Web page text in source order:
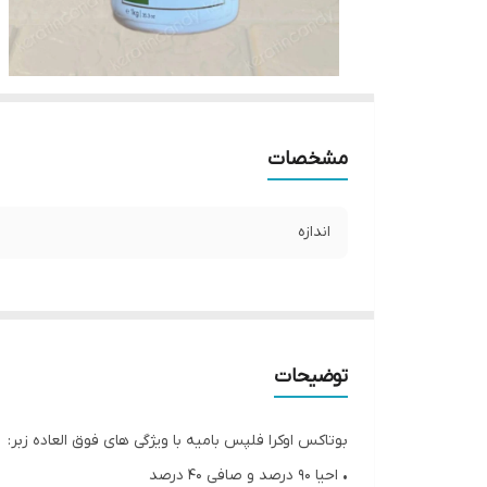
مشخصات
اندازه
توضیحات
بوتاکس اوکرا فلپس بامیه با ویژگی های فوق العاده زبر:
• احیا ۹۰ درصد و صافی ۴۰ درصد